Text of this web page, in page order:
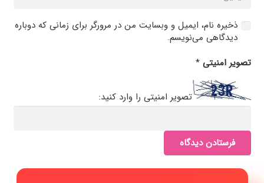
ذخیره نام، ایمیل و وبسایت من در مرورگر برای زمانی که دوباره
دیدگاهی می‌نویسم.
تصویر امنیتی*
تصویر امنیتی را وارد کنید:
فرستادن دیدگاه